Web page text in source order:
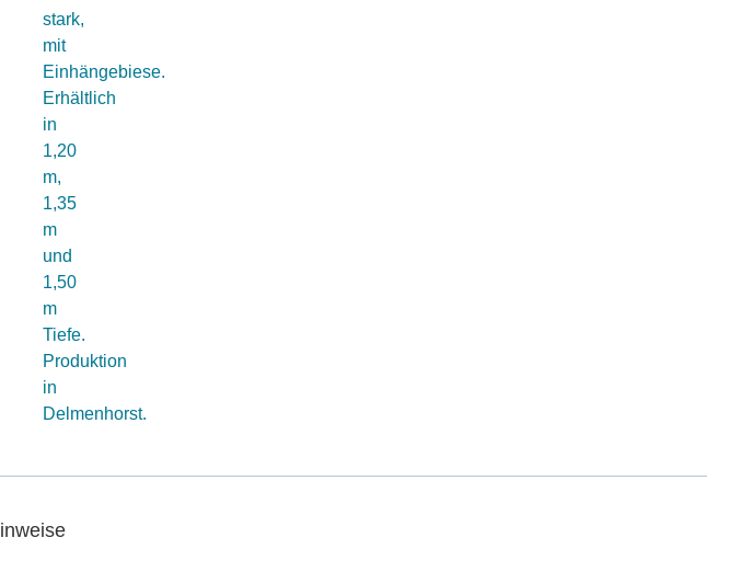
stark,
mit
Einhängebiese.
Erhältlich
in
1,20
m,
1,35
m
und
1,50
m
Tiefe.
Produktion
in
Delmenhorst.